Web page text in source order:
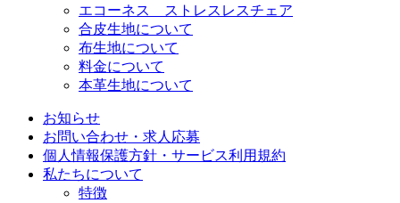
エコーネス ストレスレスチェア
合皮生地について
布生地について
料金について
本革生地について
お知らせ
お問い合わせ・求人応募
個人情報保護方針・サービス利用規約
私たちについて
特徴